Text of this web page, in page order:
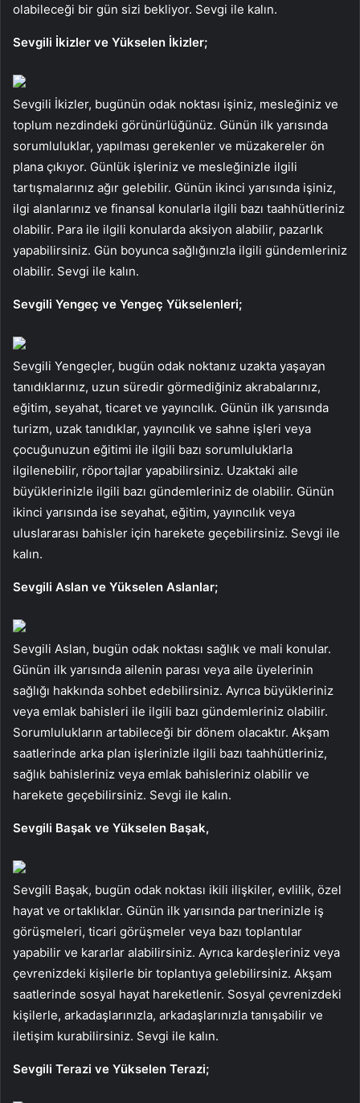
olabileceği bir gün sizi bekliyor. Sevgi ile kalın.
Sevgili İkizler ve Yükselen İkizler;
Sevgili İkizler, bugünün odak noktası işiniz, mesleğiniz ve
toplum nezdindeki görünürlüğünüz. Günün ilk yarısında
sorumluluklar, yapılması gerekenler ve müzakereler ön
plana çıkıyor. Günlük işleriniz ve mesleğinizle ilgili
tartışmalarınız ağır gelebilir. Günün ikinci yarısında işiniz,
ilgi alanlarınız ve finansal konularla ilgili bazı taahhütleriniz
olabilir. Para ile ilgili konularda aksiyon alabilir, pazarlık
yapabilirsiniz. Gün boyunca sağlığınızla ilgili gündemleriniz
olabilir. Sevgi ile kalın.
Sevgili Yengeç ve Yengeç Yükselenleri;
Sevgili Yengeçler, bugün odak noktanız uzakta yaşayan
tanıdıklarınız, uzun süredir görmediğiniz akrabalarınız,
eğitim, seyahat, ticaret ve yayıncılık. Günün ilk yarısında
turizm, uzak tanıdıklar, yayıncılık ve sahne işleri veya
çocuğunuzun eğitimi ile ilgili bazı sorumluluklarla
ilgilenebilir, röportajlar yapabilirsiniz. Uzaktaki aile
büyüklerinizle ilgili bazı gündemleriniz de olabilir. Günün
ikinci yarısında ise seyahat, eğitim, yayıncılık veya
uluslararası bahisler için harekete geçebilirsiniz. Sevgi ile
kalın.
Sevgili Aslan ve Yükselen Aslanlar;
Sevgili Aslan, bugün odak noktası sağlık ve mali konular.
Günün ilk yarısında ailenin parası veya aile üyelerinin
sağlığı hakkında sohbet edebilirsiniz. Ayrıca büyükleriniz
veya emlak bahisleri ile ilgili bazı gündemleriniz olabilir.
Sorumlulukların artabileceği bir dönem olacaktır. Akşam
saatlerinde arka plan işlerinizle ilgili bazı taahhütleriniz,
sağlık bahisleriniz veya emlak bahisleriniz olabilir ve
harekete geçebilirsiniz. Sevgi ile kalın.
Sevgili Başak ve Yükselen Başak,
Sevgili Başak, bugün odak noktası ikili ilişkiler, evlilik, özel
hayat ve ortaklıklar. Günün ilk yarısında partnerinizle iş
görüşmeleri, ticari görüşmeler veya bazı toplantılar
yapabilir ve kararlar alabilirsiniz. Ayrıca kardeşleriniz veya
çevrenizdeki kişilerle bir toplantıya gelebilirsiniz. Akşam
saatlerinde sosyal hayat hareketlenir. Sosyal çevrenizdeki
kişilerle, arkadaşlarınızla, arkadaşlarınızla tanışabilir ve
iletişim kurabilirsiniz. Sevgi ile kalın.
Sevgili Terazi ve Yükselen Terazi;